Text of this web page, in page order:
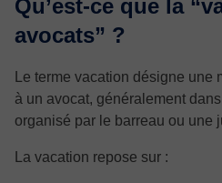
Qu’est-ce que la
avocats” ?
Le terme vacation désigne
à un avocat, généralement
organisé par le barreau ou une
La vacation repose sur :